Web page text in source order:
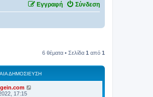
Σύνδεση
Εγγραφή
6 θέματα • Σελίδα 1 από 1
ΔΗΜΟΣΊΕΥΣΗ
17:15